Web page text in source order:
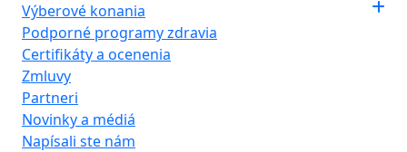
Výberové konania
Podporné programy zdravia
Certifikáty a ocenenia
Zmluvy
Partneri
Novinky a médiá
Napísali ste nám